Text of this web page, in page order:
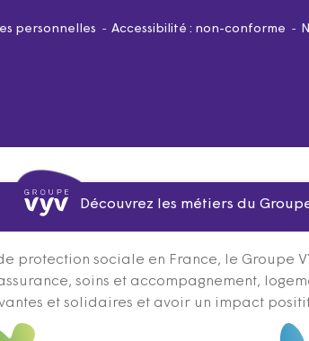
personnelles Accessibilité : non-conforme
Découvrez les métiers du
protection sociale en France, le Groupe
soins et accompagnement,
et solidaires et avoir un impact